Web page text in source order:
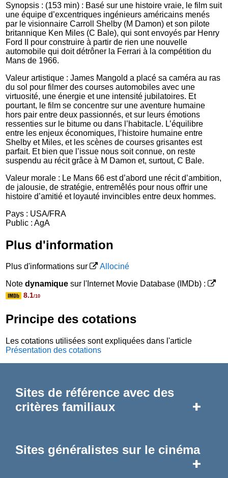
Synopsis : (153 min) : Basé sur une histoire vraie, le film suit
une équipe d’excentriques ingénieurs américains menés
par le visionnaire Carroll Shelby (M Damon) et son pilote
britannique Ken Miles (C Bale), qui sont envoyés par Henry
Ford II pour construire à partir de rien une nouvelle
automobile qui doit détrôner la Ferrari à la compétition du
Mans de 1966.
Valeur artistique : James Mangold a placé sa caméra au ras
du sol pour filmer des courses automobiles avec une
virtuosité, une énergie et une intensité jubilatoires. Et
pourtant, le film se concentre sur une aventure humaine
hors pair entre deux passionnés, et sur leurs émotions
ressenties sur le bitume ou dans l’habitacle. L’équilibre
entre les enjeux économiques, l’histoire humaine entre
Shelby et Miles, et les scènes de courses grisantes est
parfait. Et bien que l’issue nous soit connue, on reste
suspendu au récit grâce à M Damon et, surtout, C Bale.
Valeur morale : Le Mans 66 est d’abord une récit d’ambition,
de jalousie, de stratégie, entremêlés pour nous offrir une
histoire d’amitié et loyauté invincibles entre deux hommes.
Pays : USA/FRA
Public : AgA
Plus d'information
Plus d'informations sur
Allociné
Notedynamique sur l'Internet Movie Database (IMDb) :
8.1/10
Principe des cotations
Les cotations utilisées sont expliquées dans l'article
Présentation des cotations
Sites de référence avec des
critères familiaux
+
Sites généralistes sur le cinéma
+